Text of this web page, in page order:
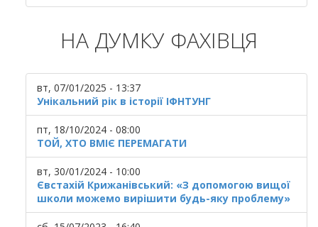
НА ДУМКУ ФАХІВЦЯ
вт, 07/01/2025 - 13:37
Унікальний рік в історії ІФНТУНГ
пт, 18/10/2024 - 08:00
ТОЙ, ХТО ВМІЄ ПЕРЕМАГАТИ
вт, 30/01/2024 - 10:00
Євстахій Крижанівський: «З допомогою вищої
школи можемо вирішити будь-яку проблему»